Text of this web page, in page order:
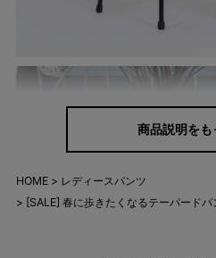
商品説明をも
HOME
レディースパンツ
[SALE] 春に歩きたくなるテーパード